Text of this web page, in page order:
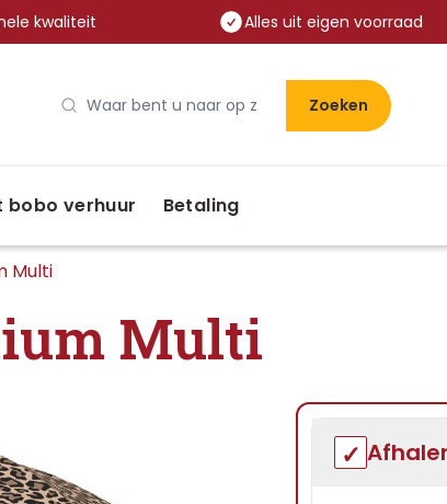
kwaliteit Alles uit eigen voorraad
Zoeken
bobo verhuur Betaling
Multi
Multi